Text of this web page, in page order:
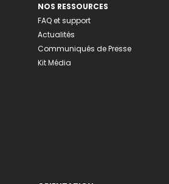
NOS RESSOURCES
FAQ et support
Actualités
Communiqués de Presse
Kit Média